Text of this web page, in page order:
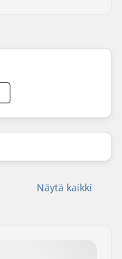
Näytä kaikki